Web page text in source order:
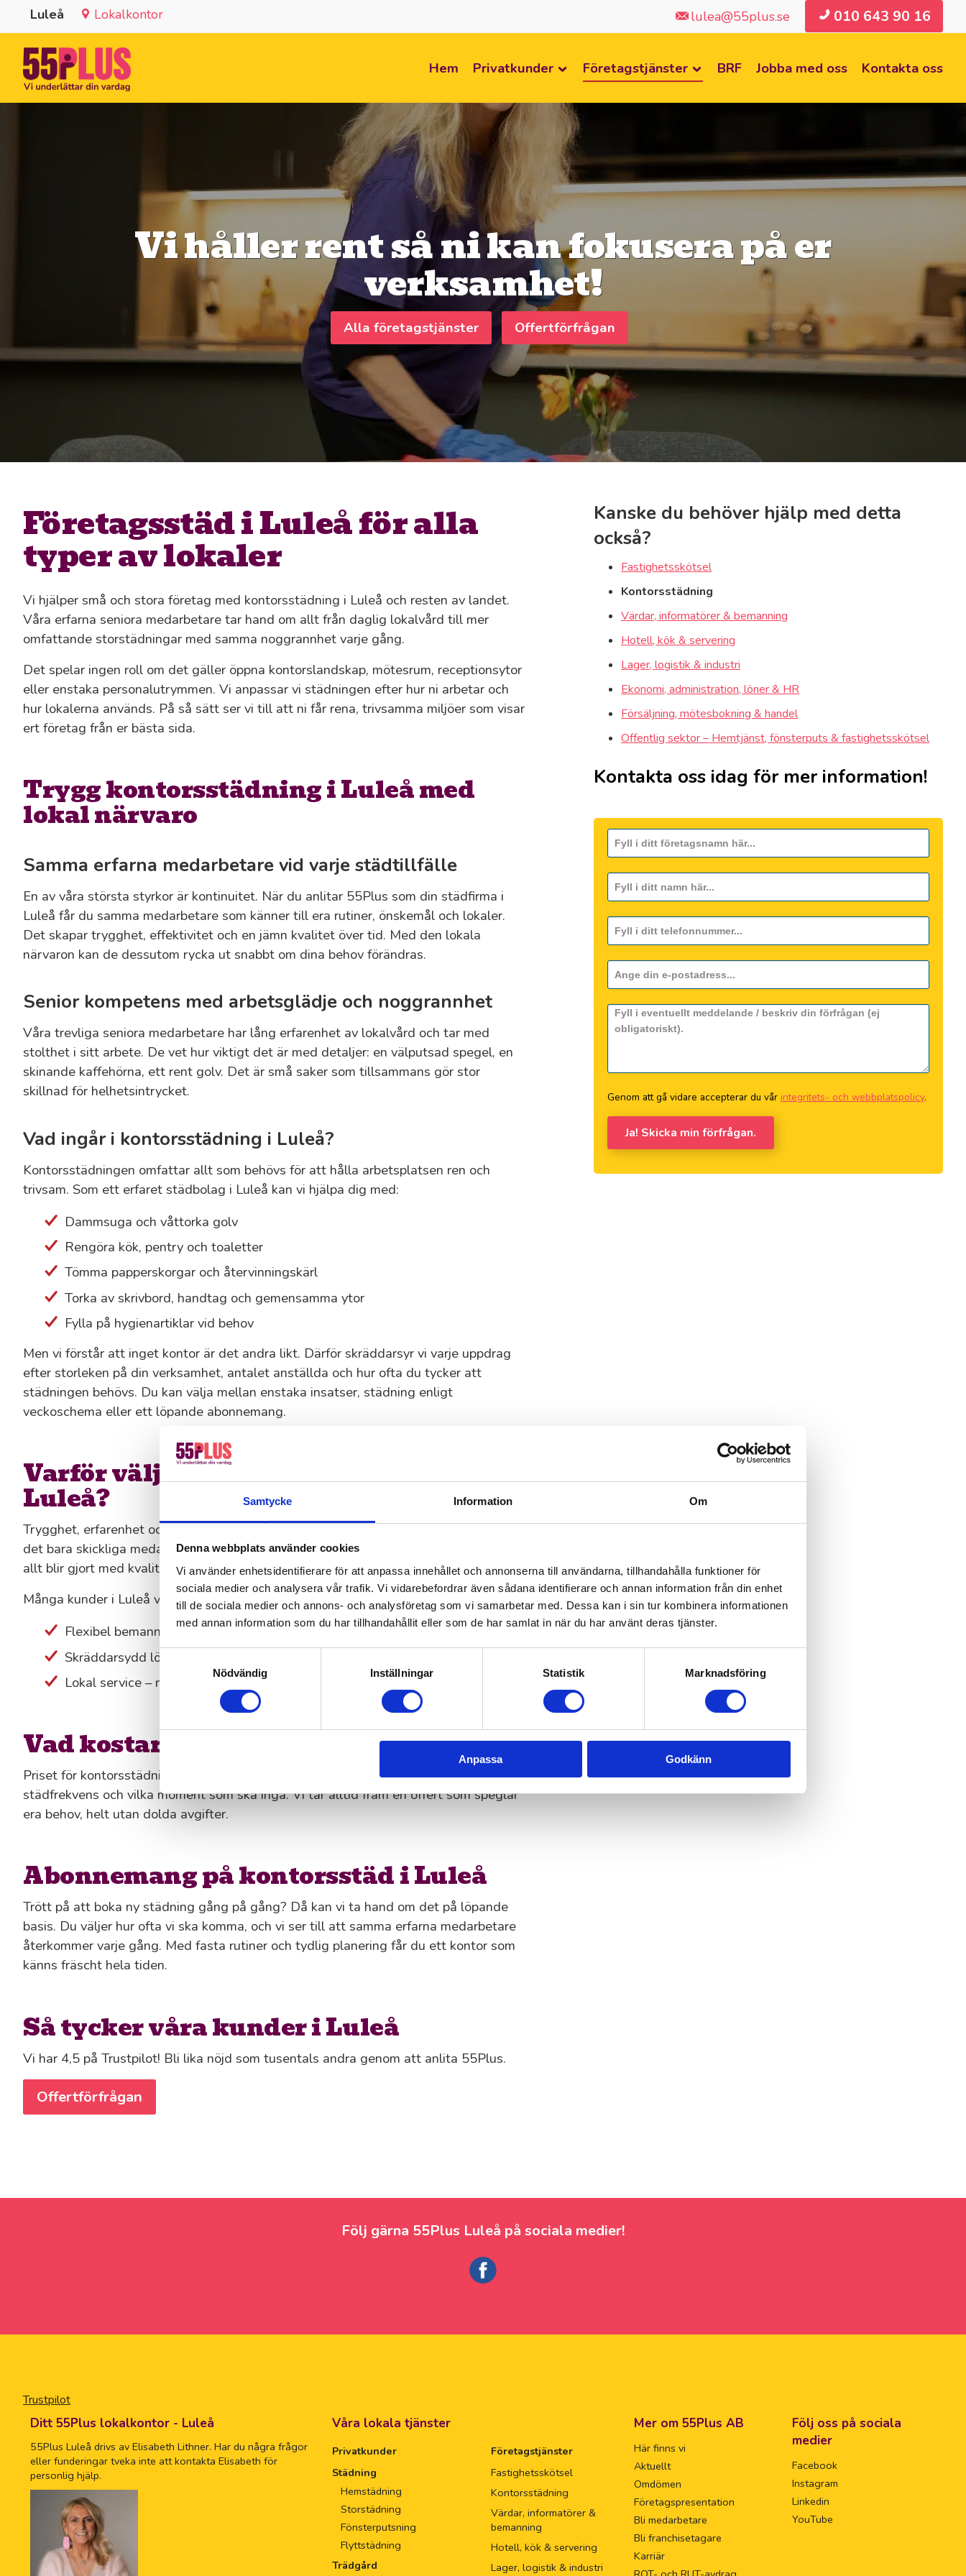
Samtycke Information Om
Denna webbplats använder cookies
Vi använder enhetsidentifierare för att anpassa innehållet och annonserna till användarna, tillhandahålla funktioner för
sociala medier och analysera vår trafik. Vi vidarebefordrar även sådana identifierare och annan information från din enhet
till de sociala medier och annons- och analysföretag som vi samarbetar med. Dessa kan i sin tur kombinera informationen
med annan information som du har tillhandahållit eller som de har samlat in när du har använt deras tjänster.
Samtyckesval
Nödvändig
Inställningar Statistik Marknadsföring
Anpassa Godkänn
Luleå Lokalkontor lulea@55plus.se 010 643 90 16
Hem Privatkunder Företagstjänster BRF Jobba med oss Kontakta oss
Vi håller rent så ni kan fokusera på er
verksamhet!
Alla företagstjänster Offertförfrågan
Företagsstäd i Luleå för alla
typer av lokaler
Vi hjälper små och stora företag med kontorsstädning i Luleå och resten av landet.
Våra erfarna seniora medarbetare tar hand om allt från daglig lokalvård till mer
omfattande storstädningar med samma noggrannhet varje gång.
Det spelar ingen roll om det gäller öppna kontorslandskap, mötesrum, receptionsytor
eller enstaka personalutrymmen. Vi anpassar vi städningen efter hur ni arbetar och
hur lokalerna används. På så sätt ser vi till att ni får rena, trivsamma miljöer som visar
ert företag från er bästa sida.
Trygg kontorsstädning i Luleå med
lokal närvaro
Samma erfarna medarbetare vid varje städtillfälle
En av våra största styrkor är kontinuitet. När du anlitar 55Plus som din städfirma i
Luleå får du samma medarbetare som känner till era rutiner, önskemål och lokaler.
Det skapar trygghet, effektivitet och en jämn kvalitet över tid. Med den lokala
närvaron kan de dessutom rycka ut snabbt om dina behov förändras.
Senior kompetens med arbetsglädje och noggrannhet
Våra trevliga seniora medarbetare har lång erfarenhet av lokalvård och tar med
stolthet i sitt arbete. De vet hur viktigt det är med detaljer: en välputsad spegel, en
skinande kaffehörna, ett rent golv. Det är små saker som tillsammans gör stor
skillnad för helhetsintrycket.
Vad ingår i kontorsstädning i Luleå?
Kontorsstädningen omfattar allt som behövs för att hålla arbetsplatsen ren och
trivsam. Som ett erfaret städbolag i Luleå kan vi hjälpa dig med:
Dammsuga och våttorka golv
Rengöra kök, pentry och toaletter
Tömma papperskorgar och återvinningskärl
Torka av skrivbord, handtag och gemensamma ytor
Fylla på hygienartiklar vid behov
Men vi förstår att inget kontor är det andra likt. Därför skräddarsyr vi varje uppdrag
efter storleken på din verksamhet, antalet anställda och hur ofta du tycker att
städningen behövs. Du kan välja mellan enstaka insatser, städning enligt
veckoschema eller ett löpande abonnemang.
Varför välja 55Plus för företagsstäd i
Luleå?
Trygghet, erfarenhet och pålitlighet: det är vår vardag på 55Plus. I vårt team finns
det bara skickliga medarbetare som tar eget ansvar, jobbar effektivt och ser till att
allt blir gjort med kvalitet.
Många kunder i Luleå väljer oss på grund av:
Flexibel bemanning – du betalar bara för tiden du behöver
Skräddarsydd lösning – perfekt för små och medelstora företag
Lokal service – med helhetsansvar, resultatfokus och långsiktiga samarbeten
Vad kostar kontorsstädning i Luleå?
Priset för kontorsstädning beror på flera faktorer. Det kan vara lokalens storlek,
städfrekvens och vilka moment som ska ingå. Vi tar alltid fram en offert som speglar
era behov, helt utan dolda avgifter.
Abonnemang på kontorsstäd i Luleå
Trött på att boka ny städning gång på gång? Då kan vi ta hand om det på löpande
basis. Du väljer hur ofta vi ska komma, och vi ser till att samma erfarna medarbetare
återkommer varje gång. Med fasta rutiner och tydlig planering får du ett kontor som
känns fräscht hela tiden.
Så tycker våra kunder i Luleå
Vi har 4,5 på Trustpilot! Bli lika nöjd som tusentals andra genom att anlita 55Plus.
Offertförfrågan
Kanske du behöver hjälp med detta
också?
Fastighetsskötsel
Kontorsstädning
Värdar, informatörer & bemanning
Hotell, kök & servering
Lager, logistik & industri
Ekonomi, administration, löner & HR
Försäljning, mötesbokning & handel
Offentlig sektor – Hemtjänst, fönsterputs & fastighetsskötsel
Kontakta oss idag för mer information!
Genom att gå vidare accepterar du vår integritets- och webbplatspolicy.
Ja! Skicka min förfrågan.
Följ gärna 55Plus Luleå på sociala medier!
Trustpilot
Ditt 55Plus lokalkontor - Luleå
55Plus Luleå drivs av Elisabeth Lithner. Har du några frågor
eller funderingar tveka inte att kontakta Elisabeth för
personlig hjälp.
Våra lokala tjänster
Privatkunder
Städning
Hemstädning
Storstädning
Fönsterputsning
Flyttstädning
Trädgård
Företagstjänster
Fastighetsskötsel
Kontorsstädning
Värdar, informatörer &
bemanning
Hotell, kök & servering
Lager, logistik & industri
Mer om 55Plus AB
Här finns vi
Aktuellt
Omdömen
Företagspresentation
Bli medarbetare
Bli franchisetagare
Karriär
Följ oss på sociala
medier
Facebook
Instagram
Linkedin
YouTube